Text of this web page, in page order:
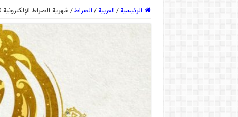
الرئيسية/العربیة/الصراط/شهریة الصراط الإلكترونية 140